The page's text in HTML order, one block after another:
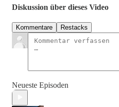
Diskussion über dieses Video
Kommentare Restacks
Neueste Episoden